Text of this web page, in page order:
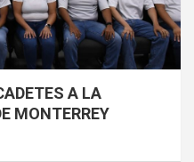
A LA
MONTERREY